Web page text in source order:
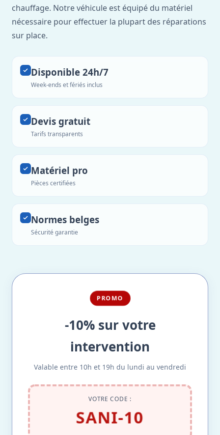
chauffage. Notre véhicule est équipé du matériel
nécessaire pour effectuer la plupart des réparations
sur place.
Disponible 24h/7
Week-ends et fériés inclus
Devis gratuit
Tarifs transparents
Matériel pro
Pièces certifiées
Normes belges
Sécurité garantie
PROMO
-10% sur votre
intervention
Valable entre 10h et 19h du lundi au vendredi
VOTRE CODE :
SANI-10